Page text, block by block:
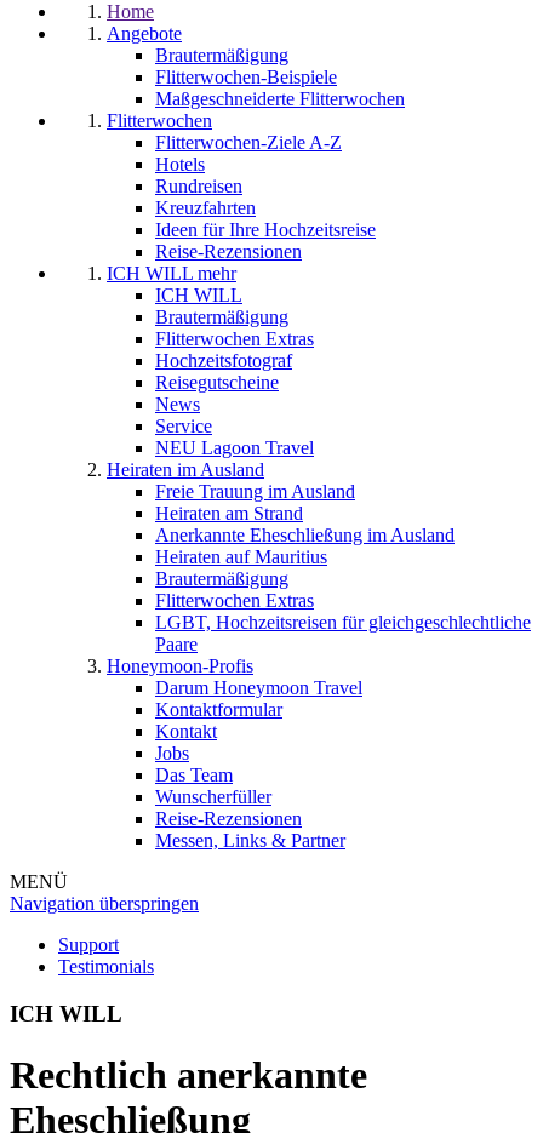
Home
Angebote
Brautermäßigung
Flitterwochen-Beispiele
Maßgeschneiderte Flitterwochen
Flitterwochen
Flitterwochen-Ziele A-Z
Hotels
Rundreisen
Kreuzfahrten
Ideen für Ihre Hochzeitsreise
Reise-Rezensionen
ICH WILL mehr
ICH WILL
Brautermäßigung
Flitterwochen Extras
Hochzeitsfotograf
Reisegutscheine
News
Service
NEU Lagoon Travel
Heiraten im Ausland
Freie Trauung im Ausland
Heiraten am Strand
Anerkannte Eheschließung im Ausland
Heiraten auf Mauritius
Brautermäßigung
Flitterwochen Extras
LGBT, Hochzeitsreisen für gleichgeschlechtliche
Paare
Honeymoon-Profis
Darum Honeymoon Travel
Kontaktformular
Kontakt
Jobs
Das Team
Wunscherfüller
Reise-Rezensionen
Messen, Links & Partner
MENÜ
Navigation überspringen
Support
Testimonials
ICH WILL
Rechtlich anerkannte
Eheschließung